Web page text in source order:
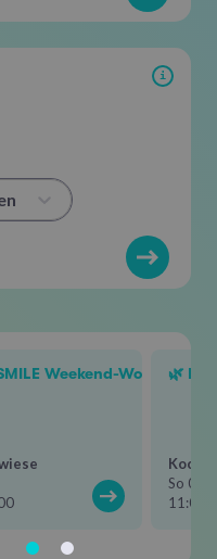
i
Weekend-Workout
🌿
So
11:00